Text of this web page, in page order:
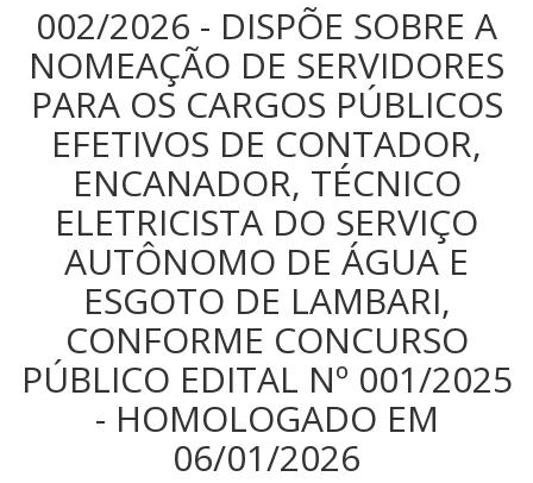
002/2026 - DISPÕE SOBRE A
NOMEAÇÃO DE SERVIDORES
PARA OS CARGOS PÚBLICOS
EFETIVOS DE CONTADOR,
ENCANADOR, TÉCNICO
ELETRICISTA DO SERVIÇO
AUTÔNOMO DE ÁGUA E
ESGOTO DE LAMBARI,
CONFORME CONCURSO
PÚBLICO EDITAL Nº 001/2025
- HOMOLOGADO EM
06/01/2026